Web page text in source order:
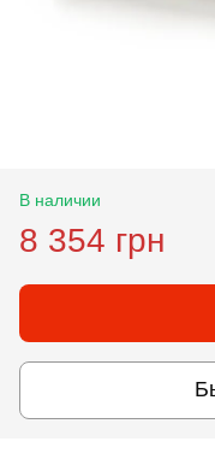
В наличии
8 354 грн